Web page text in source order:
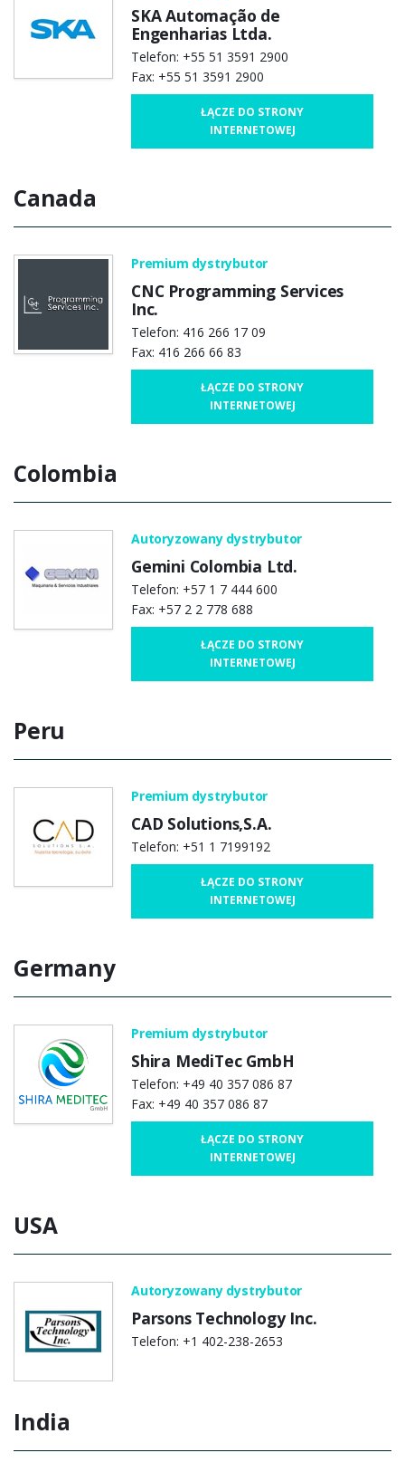
SKA Automação de
Engenharias Ltda.
Telefon: +55 51 3591 2900
Fax: +55 51 3591 2900
ŁĄCZE DO STRONY
INTERNETOWEJ
Canada
Premium dystrybutor
CNC Programming Services
Inc.
Telefon: 416 266 17 09
Fax: 416 266 66 83
ŁĄCZE DO STRONY
INTERNETOWEJ
Colombia
Autoryzowany dystrybutor
Gemini Colombia Ltd.
Telefon: +57 1 7 444 600
Fax: +57 2 2 778 688
ŁĄCZE DO STRONY
INTERNETOWEJ
Peru
Premium dystrybutor
CAD Solutions,S.A.
Telefon: +51 1 7199192
ŁĄCZE DO STRONY
INTERNETOWEJ
Germany
Premium dystrybutor
Shira MediTec GmbH
Telefon: +49 40 357 086 87
Fax: +49 40 357 086 87
ŁĄCZE DO STRONY
INTERNETOWEJ
USA
Autoryzowany dystrybutor
Parsons Technology Inc.
Telefon: +1 402-238-2653
India